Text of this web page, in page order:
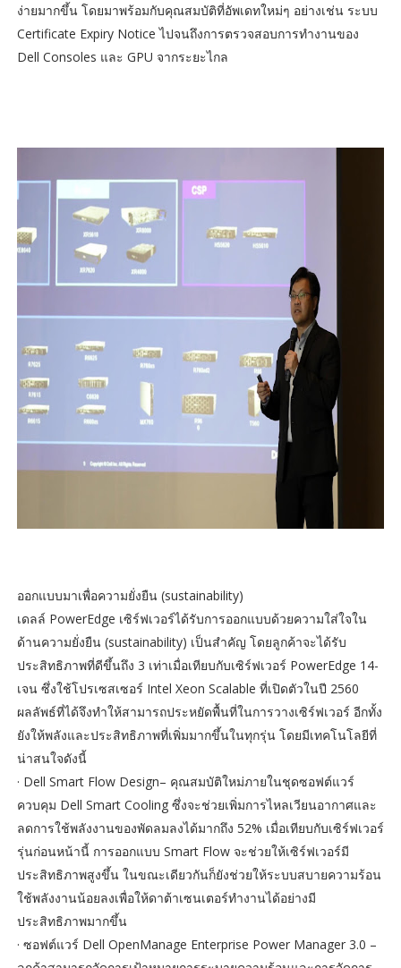
ง่ายมากขึ้น โดยมาพร้อมกับคุณสมบัติที่อัพเดทใหม่ๆ อย่างเช่น ระบบ
Certificate Expiry Notice ไปจนถึงการตรวจสอบการทำงานของ
Dell Consoles และ GPU จากระยะไกล
ออกแบบมาเพื่อความยั่งยืน (sustainability)
เดลล์ PowerEdge เซิร์ฟเวอร์ได้รับการออกแบบด้วยความใส่ใจใน
ด้านความยั่งยืน (sustainability) เป็นสำคัญ โดยลูกค้าจะได้รับ
ประสิทธิภาพที่ดีขึ้นถึง 3 เท่าเมื่อเทียบกับเซิร์ฟเวอร์ PowerEdge 14-
เจน ซึ่งใช้โปรเซสเซอร์ Intel Xeon Scalable ที่เปิดตัวในปี 2560
ผลลัพธ์ที่ได้จึงทำให้สามารถประหยัดพื้นที่ในการวางเซิร์ฟเวอร์ อีกทั้ง
ยังให้พลังและประสิทธิภาพที่เพิ่มมากขึ้นในทุกรุ่น โดยมีเทคโนโลยีที่
น่าสนใจดังนี้
· Dell Smart Flow Design– คุณสมบัติใหม่ภายในชุดซอฟต์แวร์
ควบคุม Dell Smart Cooling ซึ่งจะช่วยเพิ่มการไหลเวียนอากาศและ
ลดการใช้พลังงานของพัดลมลงได้มากถึง 52% เมื่อเทียบกับเซิร์ฟเวอร์
รุ่นก่อนหน้านี้ การออกแบบ Smart Flow จะช่วยให้เซิร์ฟเวอร์มี
ประสิทธิภาพสูงขึ้น ในขณะเดียวกันก็ยังช่วยให้ระบบสบายความร้อน
ใช้พลังงานน้อยลงเพื่อให้ดาต้าเซนเตอร์ทำงานได้อย่างมี
ประสิทธิภาพมากขึ้น
· ซอฟต์แวร์ Dell OpenManage Enterprise Power Manager 3.0 –